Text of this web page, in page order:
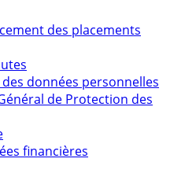
d’utilisation
des placements
données personnelles
de Protection des